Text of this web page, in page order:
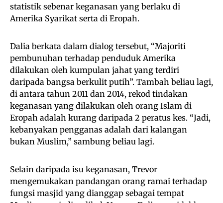
statistik sebenar keganasan yang berlaku di
Amerika Syarikat serta di Eropah.
Dalia berkata dalam dialog tersebut, “Majoriti
pembunuhan terhadap penduduk Amerika
dilakukan oleh kumpulan jahat yang terdiri
daripada bangsa berkulit putih”. Tambah beliau lagi,
di antara tahun 2011 dan 2014, rekod tindakan
keganasan yang dilakukan oleh orang Islam di
Eropah adalah kurang daripada 2 peratus kes. “Jadi,
kebanyakan pengganas adalah dari kalangan
bukan Muslim,” sambung beliau lagi.
Selain daripada isu keganasan, Trevor
mengemukakan pandangan orang ramai terhadap
fungsi masjid yang dianggap sebagai tempat